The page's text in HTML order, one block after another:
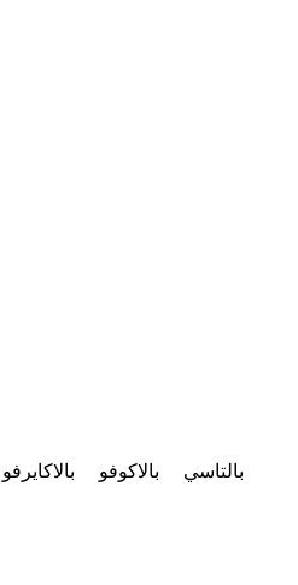
بالاكايرفو بالاكوفو بالتاسي